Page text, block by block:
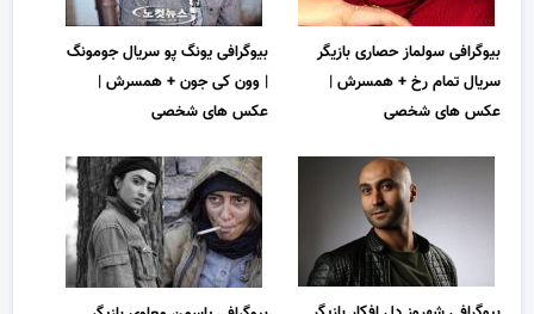
بیوگرافی سولماز حصاری بازیگر
سریال تمام رخ + همسرش |
عکس های شخصی
بیوگرافی یونگ پو سریال جومونگ
| وون کی جون + همسرش |
عکس های شخصی